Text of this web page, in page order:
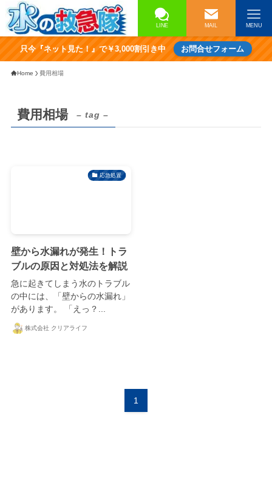
LINE MAIL MENU
只今『ネット見た！』で￥3,000割引き中 お問合せフォーム
Home 費用相場
費用相場 – tag –
応急処置
壁から水漏れが発生！トラ
ブルの原因と対処法を解説
急に起きてしまう水のトラブル
の中には、「壁からの水漏れ」
があります。 「えっ？...
株式会社 クリアライフ
1